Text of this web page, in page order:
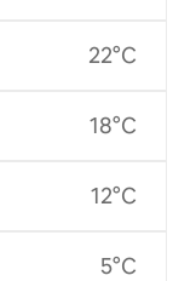
22°C
18°C
12°C
5°C